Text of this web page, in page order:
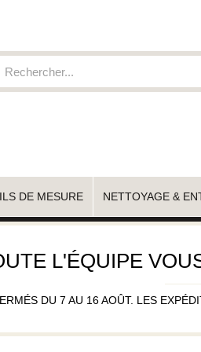
DE MESURE NETTOYAGE &
L'ÉQUIPE
DU 7 AU 16 AOÛT. LES